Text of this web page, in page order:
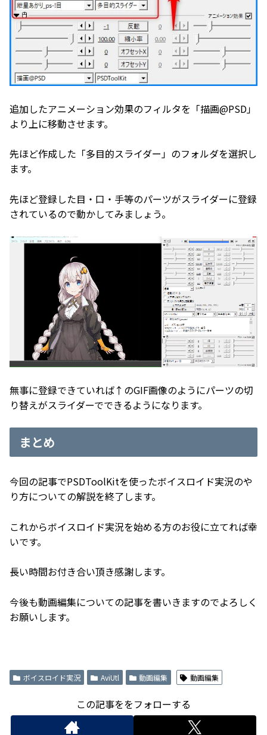
追加したアニメーション効果のフィルタを「描画@PSD」
より上に移動させます。
先ほど作成した「多目的スライダー」のフォルダを選択し
ます。
先ほど登録した目・口・手等のパーツがスライダーに登録
されているので動かしてみましょう。
無事に登録できていれば↑のGIF画像のようにパーツの切
り替えがスライダーでできるようになります。
まとめ
今回の記事でPSDToolKitを使ったボイスロイド実況のや
り方についての解説を終了します。
これからボイスロイド実況を始める方のお役に立てれば幸
いです。
長い時間お付き合い頂き感謝します。
今後も動画編集についての記事を書いきますのでよろしく
お願いします。
ボイスロイド実況 AviUtl 動画編集 動画編集
この記事ををフォローする